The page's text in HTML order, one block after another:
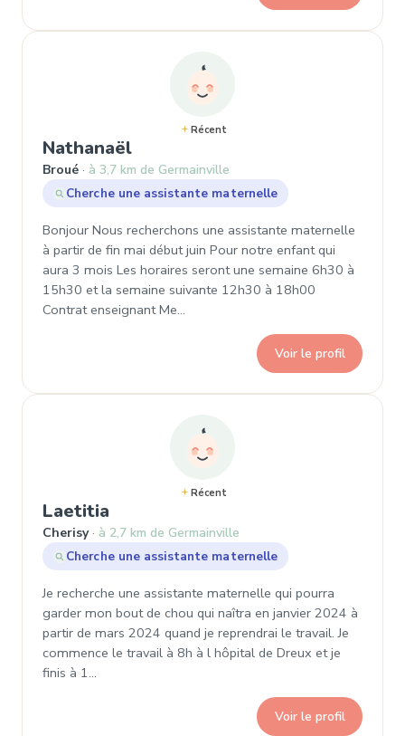
Récent
Nathanaël, Demande de garde à Broué
Broué
à 3,7 km de Germainville
Cherche une assistante maternelle
Bonjour Nous recherchons une assistante maternelle
à partir de fin mai début juin Pour notre enfant qui
aura 3 mois Les horaires seront une semaine 6h30 à
15h30 et la semaine suivante 12h30 à 18h00
Contrat enseignant Me…
Voir le profil
Récent
Laetitia
Cherisy
à 2,7 km de Germainville
Cherche une assistante maternelle
Je recherche une assistante maternelle qui pourra
garder mon bout de chou qui naîtra en janvier 2024 à
partir de mars 2024 quand je reprendrai le travail. Je
commence le travail à 8h à l hôpital de Dreux et je
finis à 1…
Voir le profil